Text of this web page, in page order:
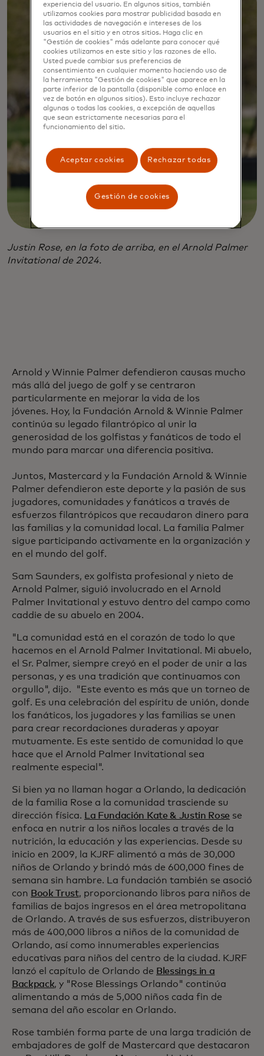
Justin Rose, en la foto de arriba, en el Arnold Palmer
Invitational de 2024.
Arnold y Winnie Palmer defendieron causas mucho
más allá del juego de golf y se centraron
particularmente en mejorar la vida de los
jóvenes. Hoy, la Fundación Arnold & Winnie Palmer
continúa su legado filantrópico al unir la
generosidad de los golfistas y fanáticos de todo el
mundo para marcar una diferencia positiva.
Juntos, Mastercard y la Fundación Arnold & Winnie
Palmer defendieron este deporte y la pasión de sus
jugadores, comunidades y fanáticos a través de
esfuerzos filantrópicos que recaudaron dinero para
las familias y la comunidad local. La familia Palmer
sigue participando activamente en la organización y
en el mundo del golf.
Sam Saunders, ex golfista profesional y nieto de
Arnold Palmer, siguió involucrado en el Arnold
Palmer Invitational y estuvo dentro del campo como
caddie de su abuelo en 2004.
"La comunidad está en el corazón de todo lo que
hacemos en el Arnold Palmer Invitational. Mi abuelo,
el Sr. Palmer, siempre creyó en el poder de unir a las
personas, y es una tradición que continuamos con
orgullo", dijo. "Este evento es más que un torneo de
golf. Es una celebración del espíritu de unión, donde
los fanáticos, los jugadores y las familias se unen
para crear recordaciones duraderas y apoyar
mutuamente. Es este sentido de comunidad lo que
hace que el Arnold Palmer Invitational sea
realmente especial".
Si bien ya no llaman hogar a Orlando, la dedicación
de la familia Rose a la comunidad trasciende su
dirección física.
La Fundación Kate & Justin Rose se
enfoca en nutrir a los niños locales a través de la
nutrición, la educación y las experiencias. Desde su
inicio en 2009, la KJRF alimentó a más de 30,000
niños de Orlando y brindó más de 600,000 fines de
semana sin hambre. La fundación también se asoció
con Book Trust, proporcionando libros para niños de
familias de bajos ingresos en el área metropolitana
de Orlando. A través de sus esfuerzos, distribuyeron
más de 400,000 libros a niños de la comunidad de
Orlando, así como innumerables experiencias
educativas para niños del centro de la ciudad. KJRF
lanzó el capítulo de Orlando de Blessings in a
Backpack, y "Rose Blessings Orlando" continúa
alimentando a más de 5,000 niños cada fin de
semana del año escolar en Orlando.
Rose también forma parte de una larga tradición de
embajadores de golf de Mastercard que destacaron
experiencia del usuario. En algunos sitios, también
utilizamos cookies para mostrar publicidad basada en
las actividades de navegación e intereses de los
usuarios en el sitio y en otros sitios. Haga clic en
"Gestión de cookies" más adelante para conocer qué
cookies utilizamos en este sitio y las razones de ello.
Usted puede cambiar sus preferencias de
consentimiento en cualquier momento haciendo uso de
la herramienta "Gestión de cookies" que aparece en la
parte inferior de la pantalla (disponible como enlace en
vez de botón en algunos sitios). Esto incluye rechazar
algunas o todas las cookies, a excepción de aquellas
que sean estrictamente necesarias para el
funcionamiento del sitio.
Aceptar cookies Rechazar todas
Gestión de cookies